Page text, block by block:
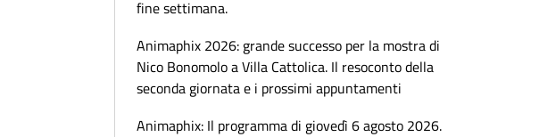
fine settimana.
Animaphix 2026: grande successo per la mostra di
Nico Bonomolo a Villa Cattolica. Il resoconto della
seconda giornata e i prossimi appuntamenti
Animaphix: Il programma di giovedì 6 agosto 2026.